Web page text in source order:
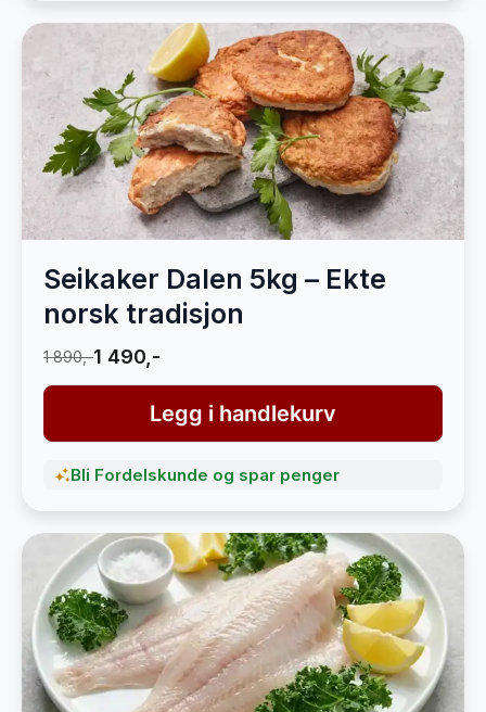
Seikaker Dalen 5kg – Ekte
norsk tradisjon
1 890,-1 490,-
Legg i handlekurv
Bli Fordelskunde og spar penger